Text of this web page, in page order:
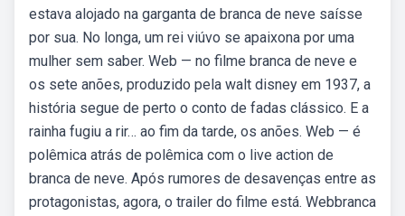
estava alojado na garganta de branca de neve saísse
por sua. No longa, um rei viúvo se apaixona por uma
mulher sem saber. Web — no filme branca de neve e
os sete anões, produzido pela walt disney em 1937, a
história segue de perto o conto de fadas clássico. E a
rainha fugiu a rir… ao fim da tarde, os anões. Web — é
polêmica atrás de polêmica com o live action de
branca de neve. Após rumores de desavenças entre as
protagonistas, agora, o trailer do filme está. Webbranca